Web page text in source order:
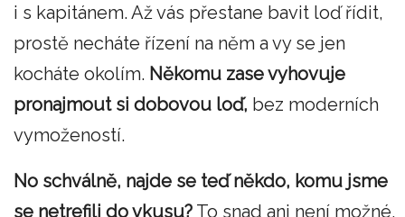
i s kapitánem. Až vás přestane bavit loď řídit,
prostě necháte řízení na něm a vy se jen
kocháte okolím. Někomu zase vyhovuje
pronajmout si dobovou loď, bez moderních
vymožeností.
No schválně, najde se teď někdo, komu jsme
se netrefili do vkusu? To snad ani není možné,